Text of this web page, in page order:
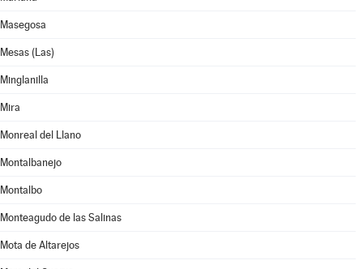
Masegosa
Mesas (Las)
Minglanilla
Mira
Monreal del Llano
Montalbanejo
Montalbo
Monteagudo de las Salinas
Mota de Altarejos